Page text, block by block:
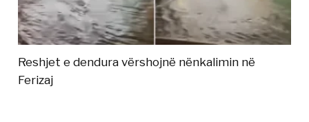
Reshjet e dendura vërshojnë nënkalimin në
Ferizaj